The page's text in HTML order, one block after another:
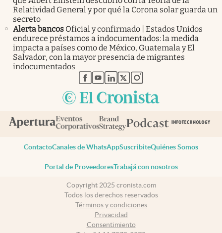
Relatividad General y por qué la Corona solar guarda un
secreto
Alerta bancos Oficial y confirmado | Estados Unidos
endurece préstamos a indocumentados: la medida
impacta a países como de México, Guatemala y El
Salvador, con la mayor presencia de migrantes
indocumentados
abre en nueva pestaña
abre en nueva pestaña
abre en nueva pestaña
abre en nueva pestaña
abre en nueva pestaña
ContactoCanales de WhatsAppSuscribiteQuiénes Somos
Portal de ProveedoresTrabajá con nosotros
Copyright 2025 cronista.com
Todos los derechos reservados
Términos y condiciones
Privacidad
Consentimiento